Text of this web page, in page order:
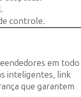
controle.
em todo
inteligentes, link
que garantem